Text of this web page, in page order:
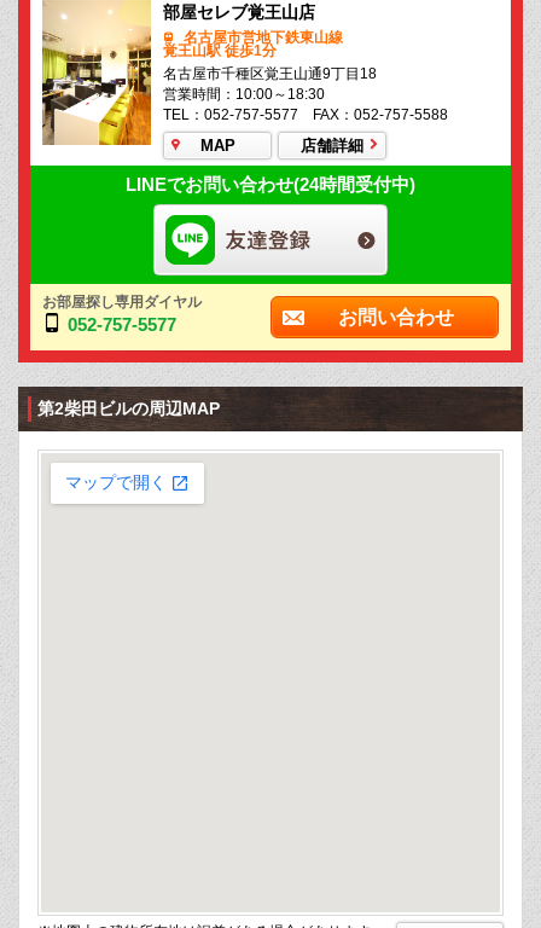
部屋セレブ覚王山店
名古屋市営地下鉄東山線
覚王山駅 徒歩1分
名古屋市千種区覚王山通9丁目18
営業時間：10:00～18:30
TEL：052-757-5577 FAX：052-757-5588
MAP 店舗詳細
LINEでお問い合わせ(24時間受付中)
お部屋探し専用ダイヤル
052-757-5577 お問い合わせ
第2柴田ビルの周辺MAP